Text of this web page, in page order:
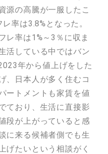
源の高騰が一服したこ
率は3.8%となった。
レ率は1%～3％に収ま
活している中ではバン
年から値上げをした
、日本人が多く住むコ
ートメントも家賃を値
ており、生活に直接影
段が上がっていると感
に来る候補者側でも生
げたいという相談がく